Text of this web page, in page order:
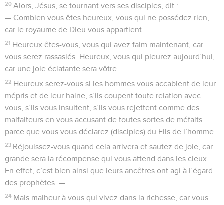
20 Alors, Jésus, se tournant vers ses disciples, dit :
— Combien vous êtes heureux, vous qui ne possédez rien,
car le royaume de Dieu vous appartient.
21 Heureux êtes-vous, vous qui avez faim maintenant, car
vous serez rassasiés. Heureux, vous qui pleurez aujourd’hui,
car une joie éclatante sera vôtre.
22 Heureux serez-vous si les hommes vous accablent de leur
mépris et de leur haine, s’ils coupent toute relation avec
vous, s’ils vous insultent, s’ils vous rejettent comme des
malfaiteurs en vous accusant de toutes sortes de méfaits
parce que vous vous déclarez (disciples) du Fils de l’homme.
23 Réjouissez-vous quand cela arrivera et sautez de joie, car
grande sera la récompense qui vous attend dans les cieux.
En effet, c’est bien ainsi que leurs ancêtres ont agi à l’égard
des prophètes. —
24 Mais malheur à vous qui vivez dans la richesse, car vous